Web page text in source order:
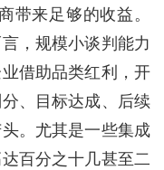
带来足够的收益。
，规模小谈判能力
借助品类红利，开
、目标达成、后续
。尤其是一些集成
百分之十几甚至二